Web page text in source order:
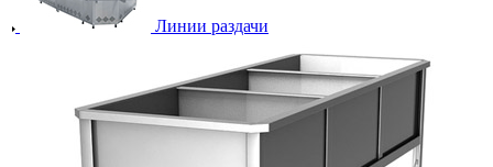
Линии раздачи